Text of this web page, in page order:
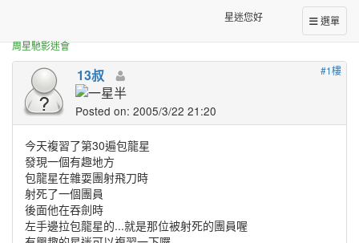
選單
星迷您好
周星馳影迷會
九品芝麻官bug
#1樓
13叔
Posted on: 2005/3/22 21:20
今天複習了第30遍包龍星
發現一個有趣地方
包龍星在雜耍團射飛刀時
射死了一個團員
後面他在吞劍時
左手邊拉包龍星的...就是那位被射死的團員喔